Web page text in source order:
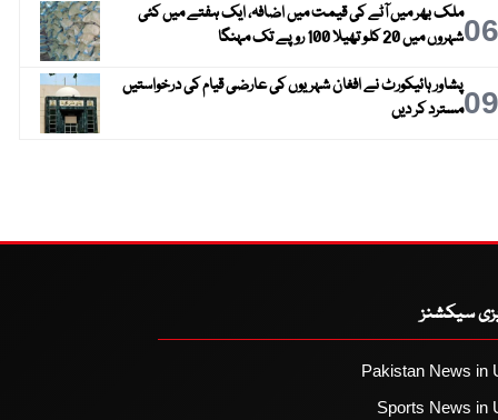
06ملک بھر میں آٹے کی قیمت میں اضافہ، ایک ہفتے میں کئی
شہروں میں 20 کلو تھیلا 100 روپے تک مہنگا
09پشاور ہائیکورٹ نے افغان شہریوں کی عارضی قیام کی درخواستیں
مسترد کر دیں
سیکشنز
Pakistan News in
Sports News in